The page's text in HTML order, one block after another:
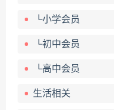
└小学会员
└初中会员
└高中会员
生活相关